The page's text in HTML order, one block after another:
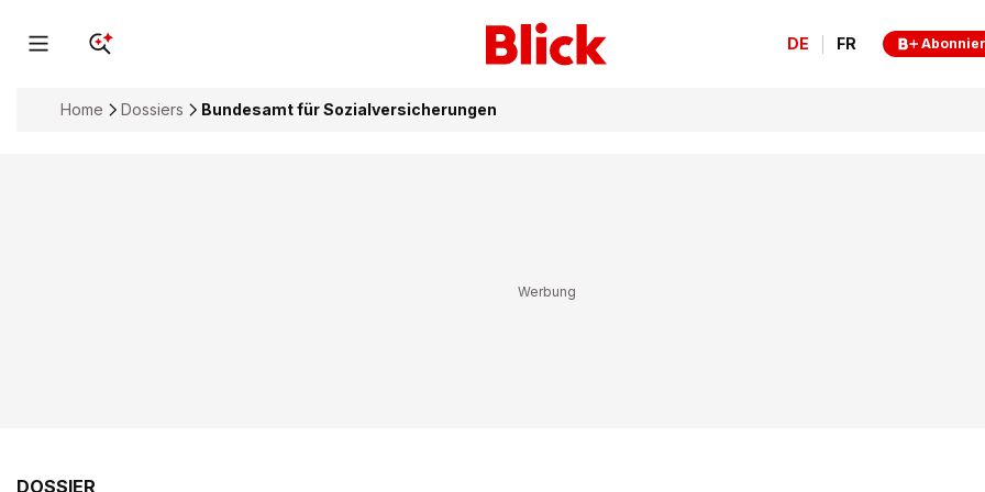
DE FR
Home Dossiers Bundesamt für Sozialversicherungen
DOSSIER